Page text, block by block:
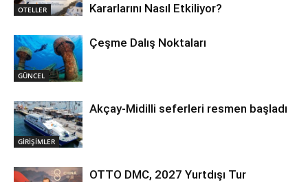
OTELLER
Kararlarını Nasıl Etkiliyor?
GÜNCEL
Çeşme Dalış Noktaları
GİRİŞİMLER
Akçay-Midilli seferleri resmen başladı
OTTO DMC, 2027 Yurtdışı Tur